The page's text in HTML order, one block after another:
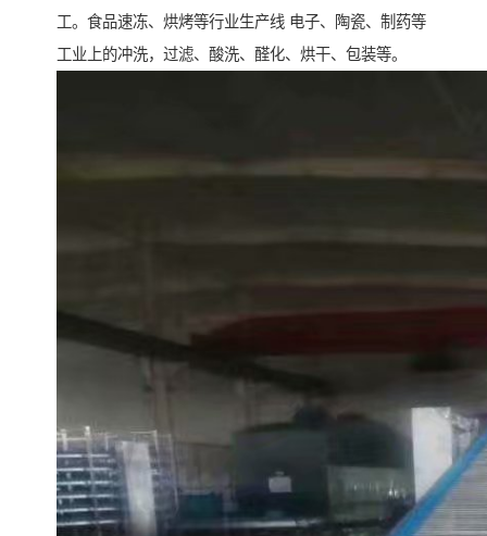
工。食品速冻、烘烤等行业生产线 电子、陶瓷、制药等
工业上的冲洗，过滤、酸洗、醛化、烘干、包装等。